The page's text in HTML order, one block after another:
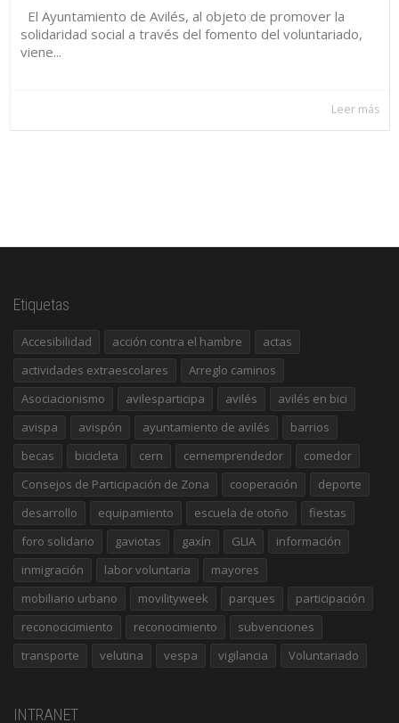
El Ayuntamiento de Avilés, al objeto de promover la
solidaridad social a través del fomento del voluntariado,
viene...
Leer más
Etiquetas
Accesibilidad acción contra el hambre
actas
actividades extraescolares
Arreglo caminos
Asociacionismo
avilesparticipa avilés
avilés en bici
avispa
avispón ayuntamiento de avilés
barrios
becas
bicicleta cern cernemprendedor
comedor
Consejos de Participación de Zona
cooperación
deporte
desarrollo
equipamiento escuela de otoño
fiestas
foro solidario
gaviotas gaxín GLIA
información
inmigración
labor voluntaria
mayores
mobiliario urbano
movilityweek parques
participación
reconocicimiento
reconocimiento
subvenciones
transporte
velutina vespa vigilancia Voluntariado
INTRANET